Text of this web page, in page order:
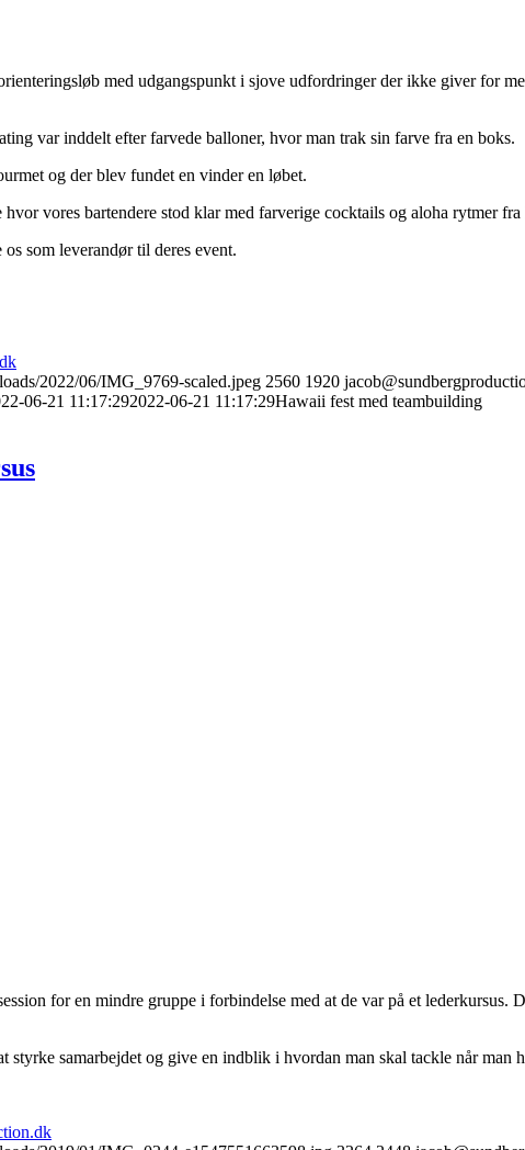
med udgangspunkt i sjove udfordringer der ikke giver for
var inddelt efter farvede balloner, hvor man trak sin farve fra en boks.
og der blev fundet en vinder en løbet.
vores bartendere stod klar med farverige cocktails og aloha rytmer fra
som leverandør til deres event.
2022/06/IMG_9769-scaled.jpeg 2560 1920
06-21 11:17:292022-06-21 11:17:29Hawaii fest med teambuilding
for en mindre gruppe i forbindelse med at de var på et
styrke samarbejdet og give en indblik i hvordan man skal tackle når